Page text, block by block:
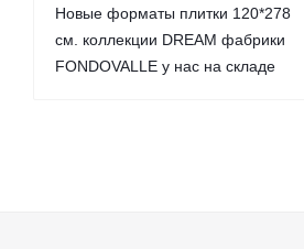
Новые форматы плитки 120*278
см. коллекции DREAM фабрики
FONDOVALLE у нас на складе